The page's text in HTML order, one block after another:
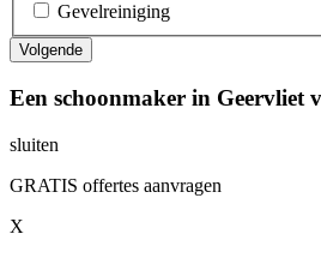
Gevelreiniging
Een schoonmaker in Geervliet
sluiten
GRATIS offertes aanvragen
X